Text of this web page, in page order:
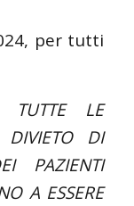
per tutti
TUTTE LE
DIVIETO DI
PAZIENTI
A ESSERE